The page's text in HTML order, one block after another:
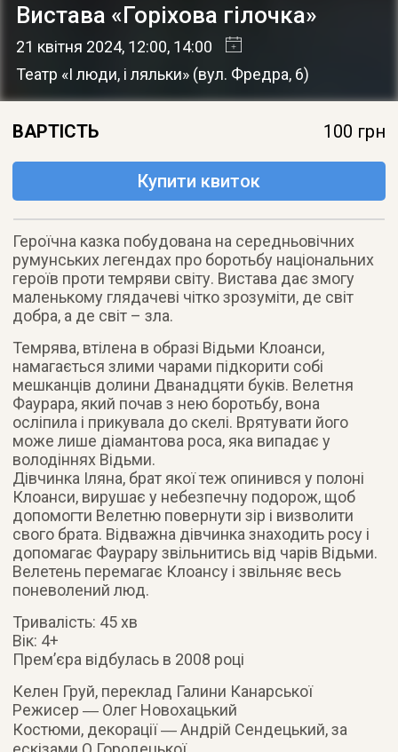
Вистава «Горіхова гілочка»
21 квітня 2024, 12:00, 14:00
Театр «І люди, і ляльки» (вул. Фредра, 6)
ВАРТІСТЬ 100 грн
Купити квиток
Героїчна казка побудована на середньовічних
румунських легендах про боротьбу національних
героїв проти темряви світу. Вистава дає змогу
маленькому глядачеві чітко зрозуміти, де світ
добра, а де світ – зла.
Темрява, втілена в образі Відьми Клоанси,
намагається злими чарами підкорити собі
мешканців долини Дванадцяти буків. Велетня
Фаурара, який почав з нею боротьбу, вона
осліпила і прикувала до скелі. Врятувати його
може лише діамантова роса, яка випадає у
володіннях Відьми.
Дівчинка Іляна, брат якої теж опинився у полоні
Клоанси, вирушає у небезпечну подорож, щоб
допомогти Велетню повернути зір і визволити
свого брата. Відважна дівчинка знаходить росу і
допомагає Фаурару звільнитись від чарів Відьми.
Велетень перемагає Клоансу і звільняє весь
поневолений люд.
Тривалість: 45 хв
Вік: 4+
Прем’єра відбулась в 2008 році
Келен Груй, переклад Галини Канарської
Режисер ― Олег Новохацький
Костюми, декорації ― Андрій Сендецький, за